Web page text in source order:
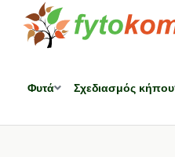
Φυτά Σχεδιασμός κήπου